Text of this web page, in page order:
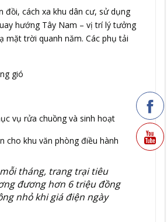
đồi, cách xa khu dân cư, sử dụng
hướng Tây Nam – vị trí lý tưởng
mặt trời quanh năm. Các phụ tải
gió
vụ rửa chuồng và sinh hoạt
cho khu văn phòng điều hành
tháng, trang trại tiêu
đương hơn 6 triệu đồng
nhỏ khi giá điện ngày